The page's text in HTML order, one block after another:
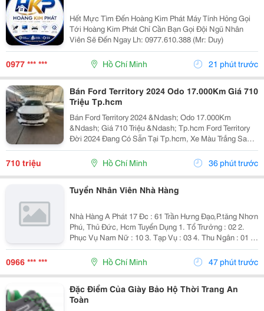
Hết Mực Tìm Đến Hoàng Kim Phát Máy Tính Hỏng Gọi
Tới Hoàng Kim Phát Chỉ Cần Bạn Gọi Đội Ngũ Nhân
Viên Sẽ Đến Ngay Lh: 0977.610.388 (Mr: Duy)
0977 *** *** Hồ Chí Minh 21 phút trước
Bán Ford Territory 2024 Odo 17.000Km Giá 710
Triệu Tp.hcm
Bán Ford Territory 2024 &Ndash; Odo 17.000Km
&Ndash; Giá 710 Triệu &Ndash; Tp.hcm Ford Territory
Đời 2024 Đang Có Sẵn Tại Tp.hcm, Xe Màu Trắng Sang
Trọng, Ngoại Hình Hiện Đại, Phù Hợp Nhu Cầu Sử Dụng
Gia Đình, Đi Làm Hoặc Kinh Doanh Dịch Vụ. &Diams;...
710 triệu Hồ Chí Minh 36 phút trước
Tuyển Nhân Viên Nhà Hàng
Nhà Hàng A Phát 17 Đc : 61 Trần Hưng Đạo,P.tăng Nhơn
Phú, Thủ Đức, Hcm Tuyển Dụng 1. Tổ Trưởng : 02 2.
Phục Vụ Nam Nữ : 10 3. Tạp Vụ : 03 4. Thu Ngân : 01 5.
Tiếp Thực : 02 6. Tả Hổ : 02 Mức Lương + Phụ Cấp :
Thoả Thuận Khi Phỏng...
0966 *** *** Hồ Chí Minh 47 phút trước
Đặc Điểm Của Giày Bảo Hộ Thời Trang An
Toàn